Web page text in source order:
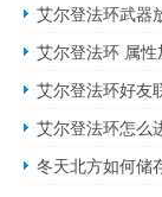
艾尔登法环武器
艾尔登法环 属
艾尔登法环好友
艾尔登法环怎么
冬天北方如何储